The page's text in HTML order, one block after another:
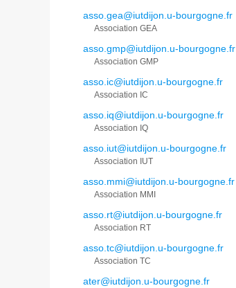
asso.gea@iutdijon.u-bourgogne.fr
Association GEA
asso.gmp@iutdijon.u-bourgogne.fr
Association GMP
asso.ic@iutdijon.u-bourgogne.fr
Association IC
asso.iq@iutdijon.u-bourgogne.fr
Association IQ
asso.iut@iutdijon.u-bourgogne.fr
Association IUT
asso.mmi@iutdijon.u-bourgogne.fr
Association MMI
asso.rt@iutdijon.u-bourgogne.fr
Association RT
asso.tc@iutdijon.u-bourgogne.fr
Association TC
ater@iutdijon.u-bourgogne.fr